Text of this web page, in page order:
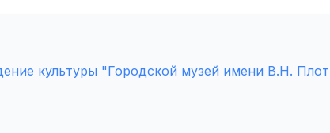
культуры "Городской музей имени В.Н.